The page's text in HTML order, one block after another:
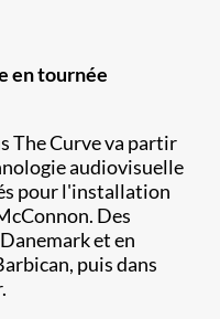
en tournée
The Curve va partir
audiovisuelle
pour l'installation
Des
et en
puis dans